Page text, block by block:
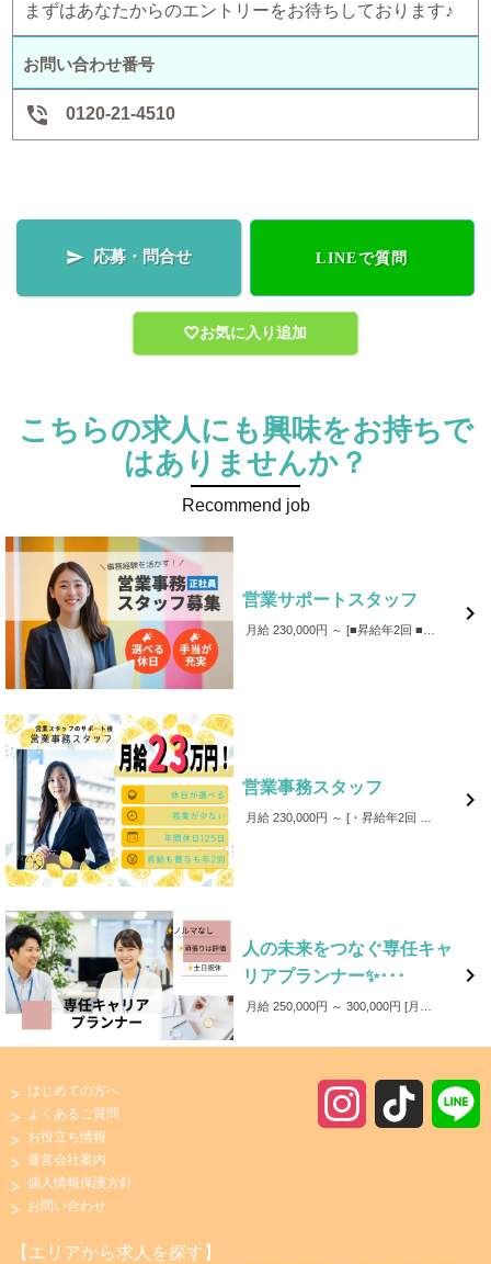
まずはあなたからのエントリーをお待ちしております♪
お問い合わせ番号
 0120-21-4510
 応募・問合せ LINEで質問
お気に入り追加
こちらの求人にも興味をお持ちで
はありませんか？
Recommend job
営業サポートスタッフ
月給 230,000円 ～ ■昇給年2回 ■賞与年2回 ■通勤手当全額支給 ■皆勤手当 ■家族手当給

営業事務スタッフ
月給 230,000円 ～ ・昇給年2回 ・賞与年2回 ・通勤手当全額支給 ・皆勤手当 ・家族手当

人の未来をつなぐ専任キャ
リアプランナー✨･･･
月給 250,000円 ～ 300,000円 月給：250,000～300,000（経験に応じて決定) ★業績に応じて別途インセンティブ支給あり ★資格手当あり 人事に関する資格をお持ちの方は面接時にぜひお伝えください！

はじめての方へ
よくあるご質問
お役立ち情報
運営会社案内
個人情報保護方針
お問い合わせ
【エリアから求人を探す】